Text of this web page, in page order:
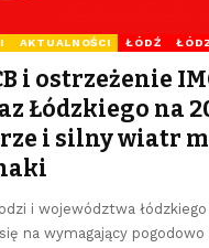
AKTUALNOŚCI ŁÓDŹ
i ostrzeżenie
Łódzkiego na
i silny wiatr
i województwa
na wymagający